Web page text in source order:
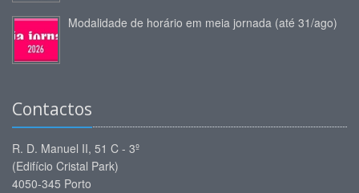
Modalidade de horário em meia jornada (até 31/ago)
Contactos
R. D. Manuel II, 51 C - 3º
(Edifício Cristal Park)
4050-345 Porto